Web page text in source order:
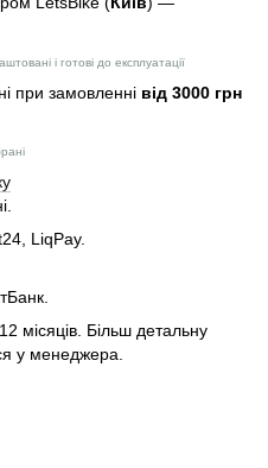
і готові до експлуатації
при замовленні від 3000 грн
LiqPay.
місяців. Більш детальну
у менеджера.